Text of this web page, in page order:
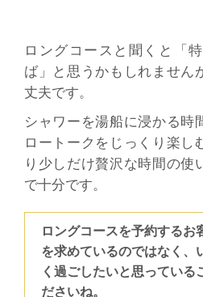
ロングコースと聞くと「
ば」と思うかもしれません
丈夫です。
シャワーを湯船に浸かる時
ロートークをじっくり楽し
り少しだけ贅沢な時間の使
で十分です。
ロングコースを予約するお
を求めているのではなく、
く過ごしたいと思っている
ださいね。